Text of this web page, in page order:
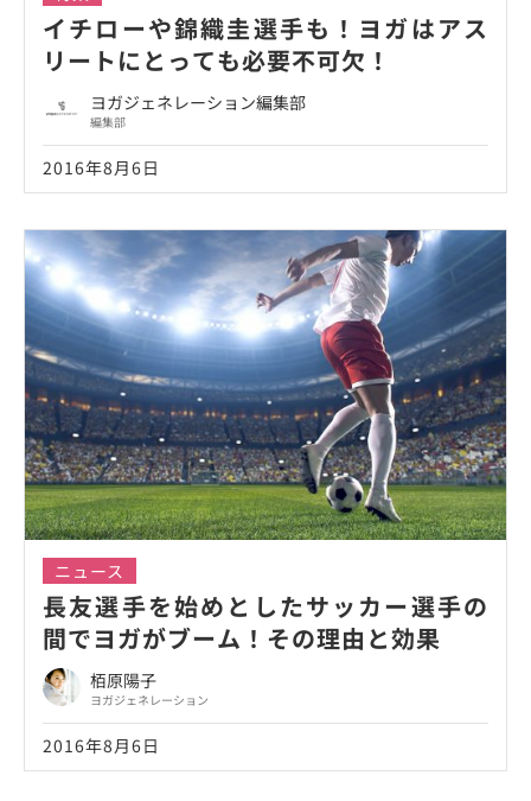
イチローや錦織圭選手も！ヨガはアス
リートにとっても必要不可欠！
ヨガジェネレーション編集部
編集部
2016年8月6日
ニュース
長友選手を始めとしたサッカー選手の
間でヨガがブーム！その理由と効果
栢原陽子
ヨガジェネレーション
2016年8月6日